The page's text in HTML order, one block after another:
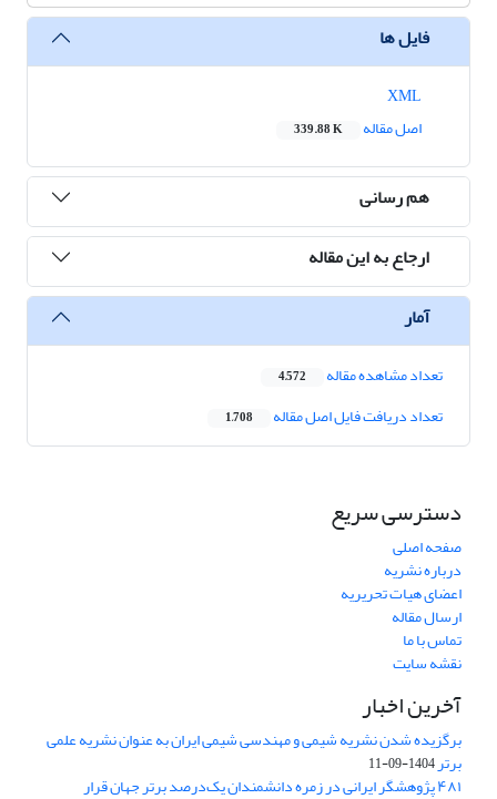
فایل ها
اصل مقاله
339.88 K
هم رسانی
ارجاع به این مقاله
آمار
تعداد مشاهده مقاله 4,572
تعداد دریافت فایل اصل مقاله 1,708
دسترسی سریع
صفحه اصلی
درباره نشریه
اعضای هیات تحریریه
ارسال مقاله
تماس با ما
نقشه سایت
آخرین اخبار
برگزیده شدن نشریه شیمی و مهندسی شیمی ایران به عنوان نشریه علمی
برتر1404-09-11
۴۸۱ پژوهشگر ایرانی در زمره دانشمندان یک‌درصد برتر جهان قرار